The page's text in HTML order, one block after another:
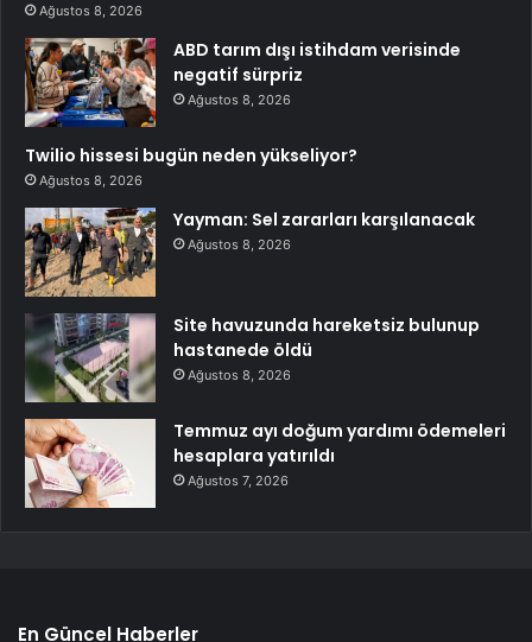
Ağustos 8, 2026
ABD tarım dışı istihdam verisinde
negatif sürpriz
Ağustos 8, 2026
Twilio hissesi bugün neden yükseliyor?
Ağustos 8, 2026
Yayman: Sel zararları karşılanacak
Ağustos 8, 2026
Site havuzunda hareketsiz bulunup
hastanede öldü
Ağustos 8, 2026
Temmuz ayı doğum yardımı ödemeleri
hesaplara yatırıldı
Ağustos 7, 2026
En Güncel Haberler